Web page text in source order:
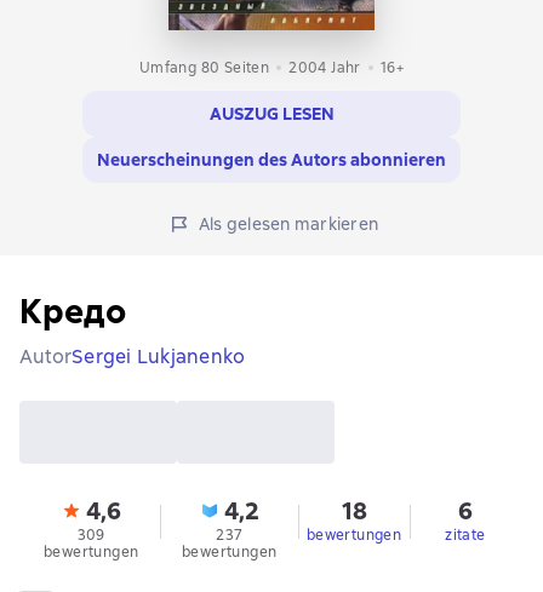
Umfang 80 Seiten 2004 Jahr 16+
AUSZUG LESEN
Neuerscheinungen des Autors abonnieren
Als gelesen markieren
Кредо
AutorSergei Lukjanenko
4,6
309
bewertungen
4,2
237
bewertungen
18
bewertungen
6
zitate